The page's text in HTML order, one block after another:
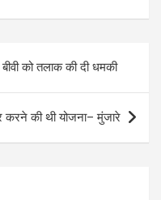
को तलाक की दी धमकी
की थी योजना– मुंजारे